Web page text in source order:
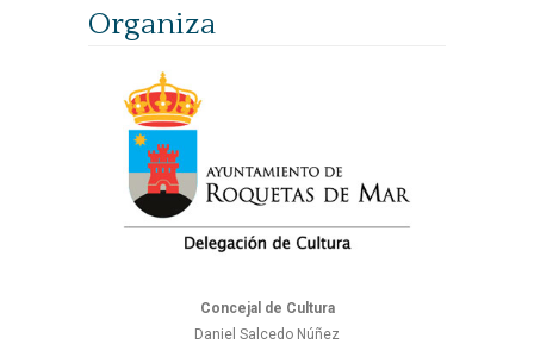
Organiza
Concejal de Cultura
Daniel Salcedo Núñez